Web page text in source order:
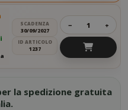
SCADENZA
30/09/2027
ID ARTICOLO
1237
− +
la spedizione gratuita